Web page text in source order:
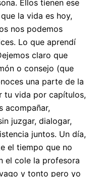
Ellos tienen ese
la vida es hoy,
nos podemos
Lo que aprendí
claro que
o consejo (que
una parte de la
tu vida por capítulos,
acompañar,
juzgar, dialogar,
juntos. Un día,
el tiempo que no
el cole la profesora
y tonto pero yo